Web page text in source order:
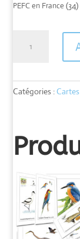
PEFC en France
Cendré
Catégories :